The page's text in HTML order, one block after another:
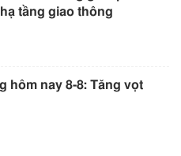
tầng giao thông
hôm nay 8-8: Tăng vọt